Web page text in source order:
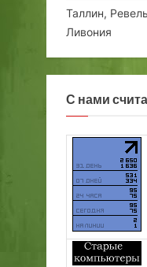
Таллин,
Ливония
С нами